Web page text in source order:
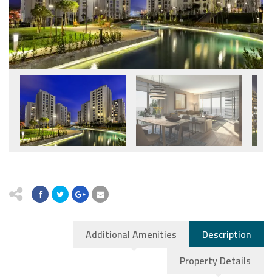
Description
Additional Amenities
Property Details